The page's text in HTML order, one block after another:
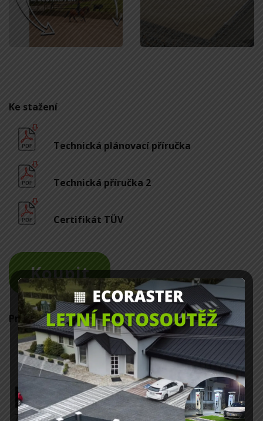
Ke stažení
Technická plánovací příručka
Technická příručka 2
Certifikát TÜV
Koupit
Pravidelně testováno a certifikováno